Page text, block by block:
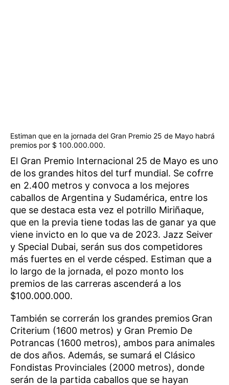
Estiman que en la jornada del Gran Premio 25 de Mayo habrá
premios por $ 100.000.000.
El Gran Premio Internacional 25 de Mayo es uno
de los grandes hitos del turf mundial. Se cofrre
en 2.400 metros y convoca a los mejores
caballos de Argentina y Sudamérica, entre los
que se destaca esta vez el potrillo Miriñaque,
que en la previa tiene todas las de ganar ya que
viene invicto en lo que va de 2023. Jazz Seiver
y Special Dubai, serán sus dos competidores
más fuertes en el verde césped. Estiman que a
lo largo de la jornada, el pozo monto los
premios de las carreras ascenderá a los
$100.000.000.
También se correrán los grandes premios Gran
Criterium (1600 metros) y Gran Premio De
Potrancas (1600 metros), ambos para animales
de dos años. Además, se sumará el Clásico
Fondistas Provinciales (2000 metros), donde
serán de la partida caballos que se hayan